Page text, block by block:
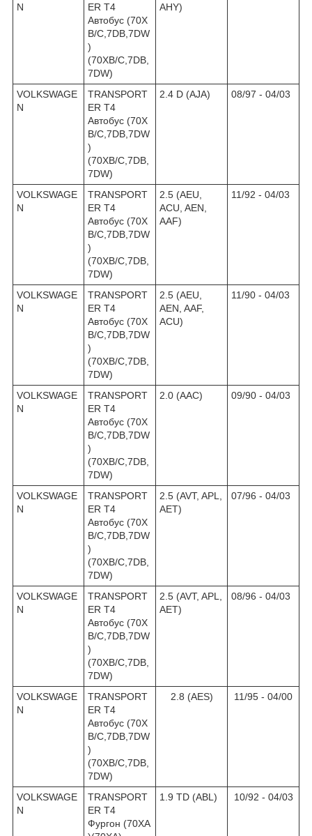
N
ER T4
Автобус (70X
B/C,7DB,7DW
)
(70XB/C,7DB,
7DW)
AHY)
VOLKSWAGE
N
TRANSPORT
ER T4
Автобус (70X
B/C,7DB,7DW
)
(70XB/C,7DB,
7DW)
2.4 D (AJA) 08/97 - 04/03
VOLKSWAGE
N
TRANSPORT
ER T4
Автобус (70X
B/C,7DB,7DW
)
(70XB/C,7DB,
7DW)
2.5 (AEU,
ACU, AEN,
AAF)
11/92 - 04/03
VOLKSWAGE
N
TRANSPORT
ER T4
Автобус (70X
B/C,7DB,7DW
)
(70XB/C,7DB,
7DW)
2.5 (AEU,
AEN, AAF,
ACU)
11/90 - 04/03
VOLKSWAGE
N
TRANSPORT
ER T4
Автобус (70X
B/C,7DB,7DW
)
(70XB/C,7DB,
7DW)
2.0 (AAC) 09/90 - 04/03
VOLKSWAGE
N
TRANSPORT
ER T4
Автобус (70X
B/C,7DB,7DW
)
(70XB/C,7DB,
7DW)
2.5 (AVT, APL,
AET)
07/96 - 04/03
VOLKSWAGE
N
TRANSPORT
ER T4
Автобус (70X
B/C,7DB,7DW
)
(70XB/C,7DB,
7DW)
2.5 (AVT, APL,
AET)
08/96 - 04/03
VOLKSWAGE
N
TRANSPORT
ER T4
Автобус (70X
B/C,7DB,7DW
)
(70XB/C,7DB,
7DW)
2.8 (AES) 11/95 - 04/00
VOLKSWAGE
N
TRANSPORT
ER T4
Фургон (70XA
1.9 TD (ABL) 10/92 - 04/03